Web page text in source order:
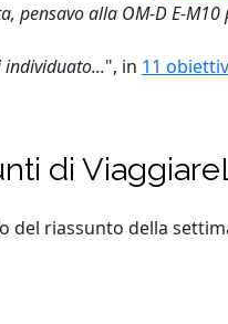
pensavo alla OM-D E-M10
", in 11
di
del riassunto della